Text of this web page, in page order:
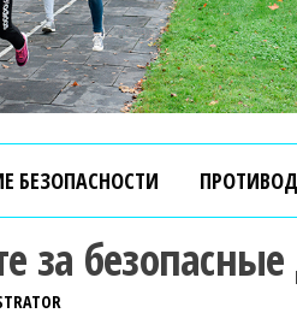
БЕЗОПАСНОСТИ
за